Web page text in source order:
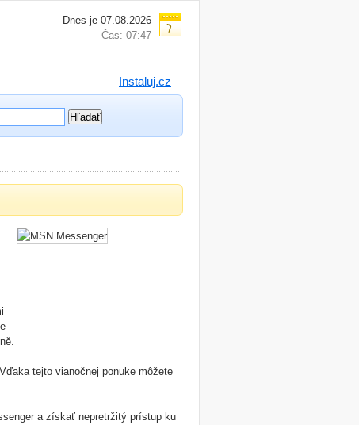
Dnes je 07.08.2026
Čas: 07:47
Instaluj.cz
tejto vianočnej ponuke môžete
a získať nepretržitý prístup ku